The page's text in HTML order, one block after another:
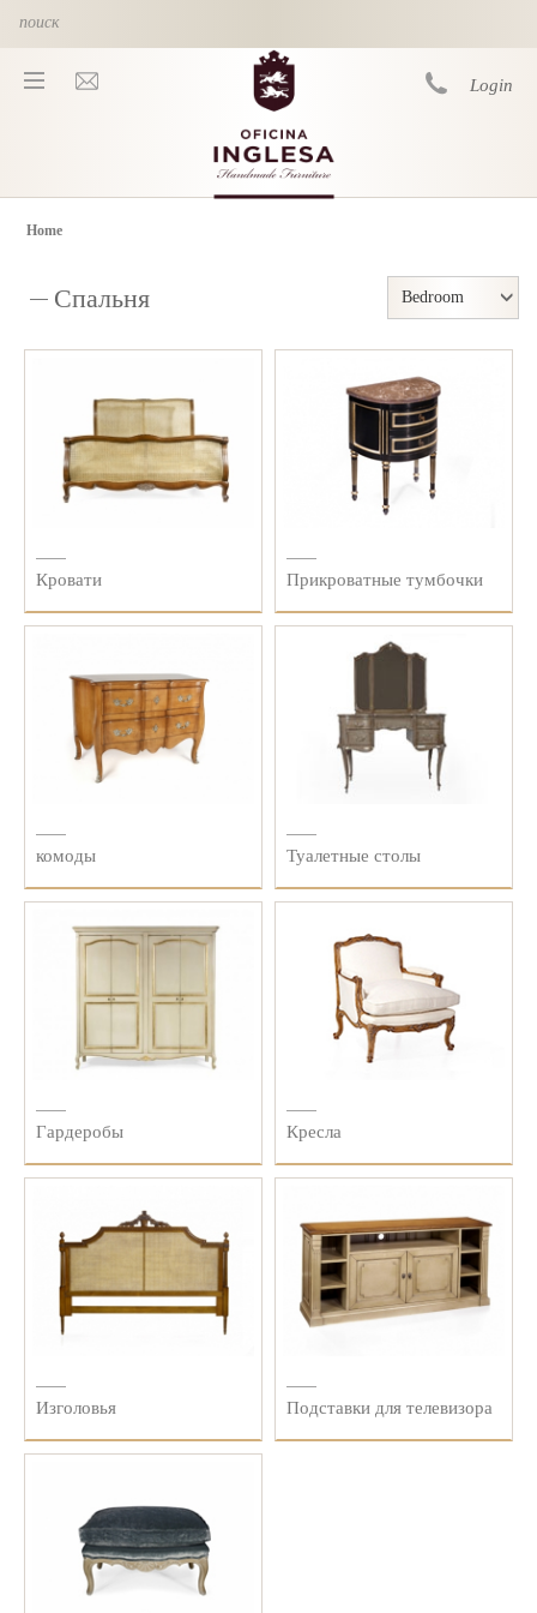
Login
Home
Спальня Bedroom
Кровати Прикроватные тумбочки
комоды Туалетные столы
Гардеробы Кресла
Изголовья Подставки для телевизора